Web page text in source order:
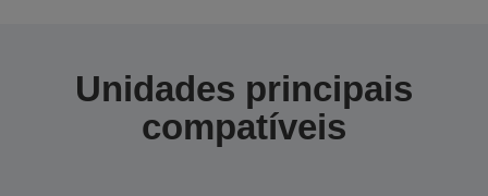
Unidades principais
compatíveis